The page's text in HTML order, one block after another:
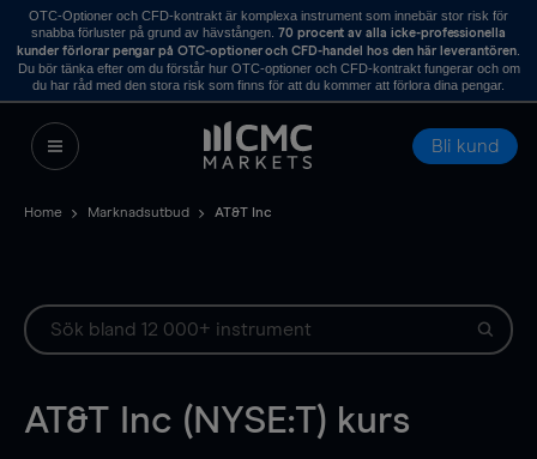
OTC-Optioner och CFD-kontrakt är komplexa instrument som innebär stor risk för
snabba förluster på grund av hävstången. 70 procent av alla icke-professionella
kunder förlorar pengar på OTC-optioner och CFD-handel hos den här leverantören.
Du bör tänka efter om du förstår hur OTC-optioner och CFD-kontrakt fungerar och om
du har råd med den stora risk som finns för att du kommer att förlora dina pengar.
Bli kund
Home Marknadsutbud AT&T Inc
AT&T Inc (NYSE:T) kurs